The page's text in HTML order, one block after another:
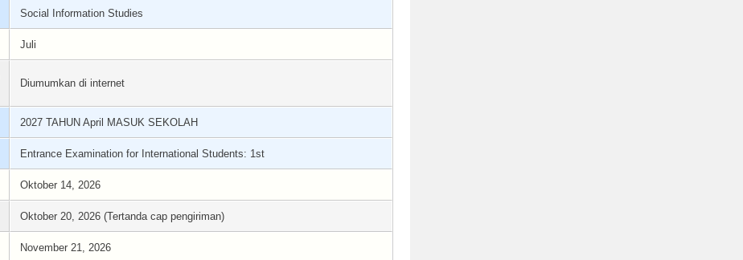
Social Information Studies
Juli
Diumumkan di internet
2027 TAHUN April MASUK SEKOLAH
Entrance Examination for International Students: 1st
Oktober 14, 2026
Oktober 20, 2026 (Tertanda cap pengiriman)
November 21, 2026